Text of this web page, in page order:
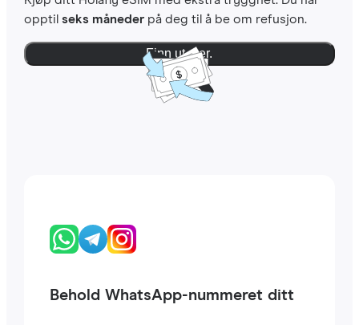
opptil seks månederpå deg til å be om refusjon.
Finn ut mer.
Behold WhatsApp-nummeret ditt